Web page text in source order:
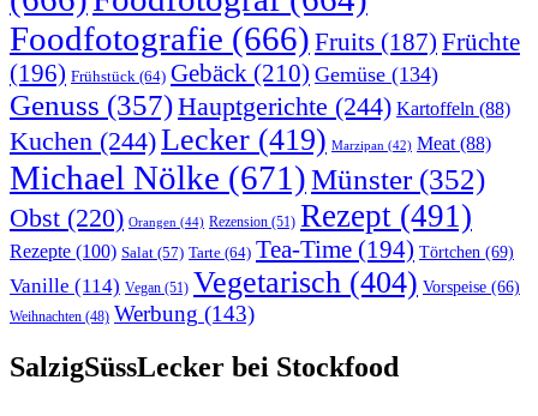
Foodfotografie (666) Fruits (187) Früchte
(196) Frühstück (64) Gebäck (210) Gemüse (134)
Genuss (357)Hauptgerichte (244) Kartoffeln (88)
Kuchen (244)Lecker (419) Marzipan (42) Meat (88)
Michael Nölke (671)Münster(352)
Obst (220) Orangen (44) Rezension (51) Rezept (491)
Rezepte (100) Salat (57) Tarte (64) Tea-Time (194) Törtchen (69)
Vanille (114) Vegan (51) Vegetarisch (404) Vorspeise (66)
Weihnachten (48) Werbung (143)
SalzigSüssLecker bei Stockfood